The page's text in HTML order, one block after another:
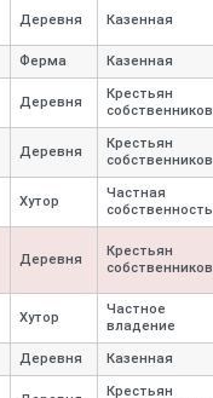
Деревня Казенная
Ферма Казенная
Деревня
Крестьян
собственников
Деревня
Крестьян
собственников
Хутор
Частная
собственность
Деревня
Крестьян
собственников
Хутор
Частное
владение
Деревня Казенная
Крестьян